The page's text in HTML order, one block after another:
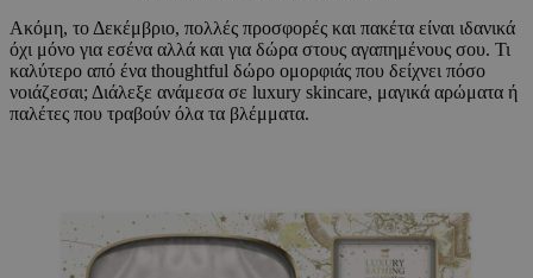
Ακόμη, το Δεκέμβριο, πολλές προσφορές και πακέτα είναι ιδανικά
όχι μόνο για εσένα αλλά και για δώρα στους αγαπημένους σου. Τι
καλύτερο από ένα thoughtful δώρο ομορφιάς που δείχνει πόσο
νοιάζεσαι; Διάλεξε ανάμεσα σε luxury skincare, μαγικά αρώματα ή
παλέτες που τραβούν όλα τα βλέμματα.